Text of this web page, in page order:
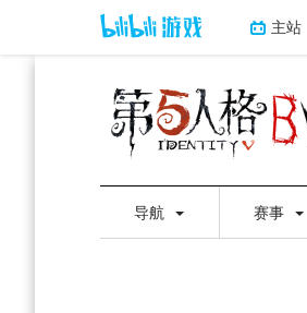
主站
导航 赛事